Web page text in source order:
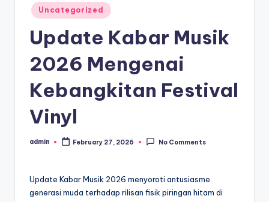
Posted
in
Uncategorized
Update Kabar Musik
2026 Mengenai
Kebangkitan Festival
Vinyl
Posted
admin February 27, 2026 No Comments
Update Kabar Musik 2026 menyoroti antusiasme
generasi muda terhadap rilisan fisik piringan hitam di